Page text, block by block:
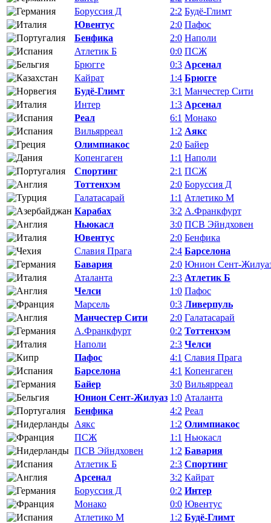
Боруссия Д
2:2 Будё-Глимт
Ювентус
2:0 Пафос
Бенфика
2:0 Наполи
Атлетик Б
0:0 ПСЖ
Брюгге
0:3 Арсенал
Кайрат
1:4 Брюгге
Будё-Глимт
3:1 Манчестер Сити
Интер
1:3 Арсенал
Реал
6:1 Монако
Вильярреал
1:2 Аякс
Олимпиакос
2:0 Байер
Копенгаген
1:1 Наполи
Спортинг
2:1 ПСЖ
Тоттенхэм
2:0 Боруссия Д
Галатасарай
1:1 Атлетико М
Карабах
3:2 А.Франкфурт
Ньюкасл
3:0 ПСВ Эйндховен
Ювентус
2:0 Бенфика
Славия Прага
2:4 Барселона
Бавария
2:0 Юнион Сент-
Аталанта
2:3 Атлетик Б
Челси
1:0 Пафос
Марсель
0:3 Ливерпуль
Манчестер Сити
2:0 Галатасарай
А.Франкфурт
0:2 Тоттенхэм
Наполи
2:3 Челси
Пафос
4:1 Славия Прага
Барселона
4:1 Копенгаген
Байер
3:0 Вильярреал
Юнион Сент-Жилуаз 1:0 Аталанта
Бенфика
4:2 Реал
Аякс
1:2 Олимпиакос
ПСЖ
1:1 Ньюкасл
ПСВ Эйндховен
1:2 Бавария
Атлетик Б
2:3 Спортинг
Арсенал
3:2 Кайрат
Боруссия Д
0:2 Интер
Монако
0:0 Ювентус
Атлетико М
1:2 Будё-Глимт